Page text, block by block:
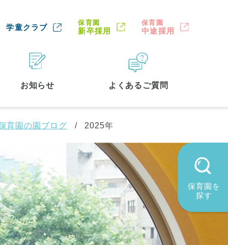
学童クラブ
保育園
新卒採用
保育園
中途採用
お知らせ よくあるご質問
保育園を
探す
墨田区(2) 品川区 (1)
杉並区(3) 板橋区(3)
育園の園ブログ 2025年